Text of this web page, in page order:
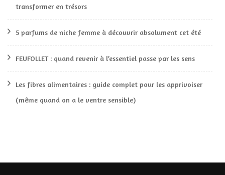
transformer en trésors
5 parfums de niche femme à découvrir absolument cet été
FEUFOLLET : quand revenir à l’essentiel passe par les sens
Les fibres alimentaires : guide complet pour les apprivoiser
(même quand on a le ventre sensible)